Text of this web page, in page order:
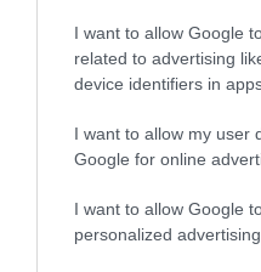
I want to allow Google
related to advertising
device identifiers in
I want to allow my user
Google for online
I want to allow Google
personalized advertising.